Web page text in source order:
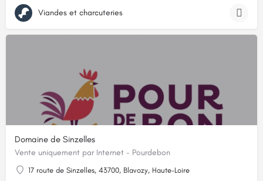
Viandes et charcuteries
Domaine de Sinzelles
Vente uniquement par Internet - Pourdebon
17 route de Sinzelles, 43700, Blavozy, Haute-Loire